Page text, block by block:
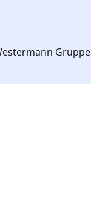
Gruppe